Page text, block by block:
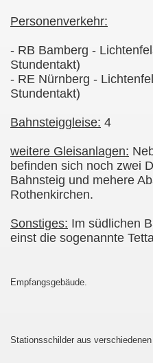
Personenverkehr:
- RB Bamberg -
Stundentakt)
- RE Nürnberg -
Stundentakt)
Bahnsteiggleise: 4
weitere Gleisanlagen:
befinden sich noch zwei
Bahnsteig und mehere
Rothenkirchen.
Sonstiges: Im südlichen
einst die sogenannte
Empfangsgebäude.
Stationsschilder aus